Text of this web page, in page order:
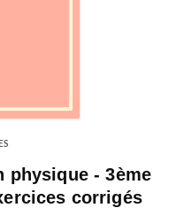
physique - 3ème
corrigés